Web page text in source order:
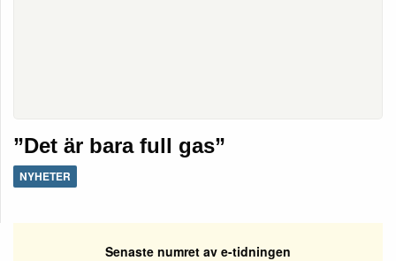
”Det är bara full gas”
NYHETER
Senaste numret av e-tidningen